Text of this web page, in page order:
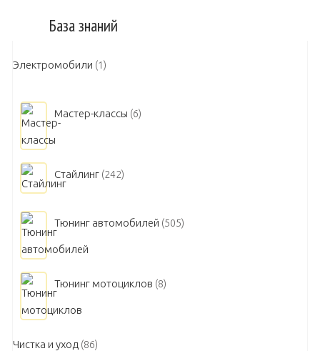
База знаний
Электромобили (1)
Мастер-классы (6)
Стайлинг (242)
Тюнинг автомобилей (505)
Тюнинг мотоциклов (8)
Чистка и уход (86)